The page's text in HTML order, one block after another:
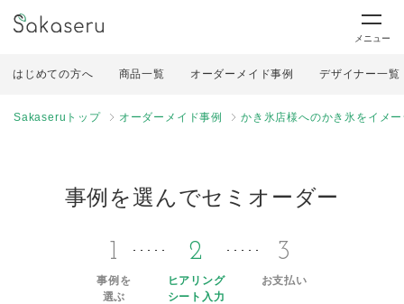
メニュー
はじめての方へ 商品一覧 オーダーメイド事例 デザイナー一覧
Sakaseruトップ オーダーメイド事例 かき氷店様へのかき氷をイメ
事例を選んでセミオーダー
1
事例を
選ぶ
2
ヒアリング
シート入力
3
お支払い